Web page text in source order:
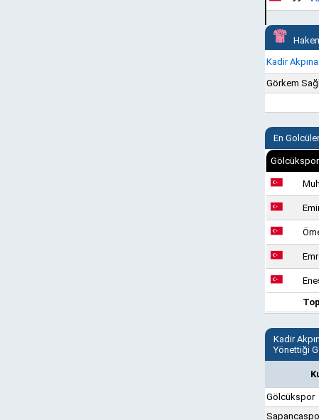
Kadir
Görkem
En Golcüler
Kadir
Yönettiği
Gölcükspor